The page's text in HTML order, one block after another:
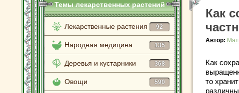
Темы лекарственных растений
Лекарственные растения 92
Народная медицина 135
Деревья и кустарники 368
Овощи 590
Как
Автор:
Как
то